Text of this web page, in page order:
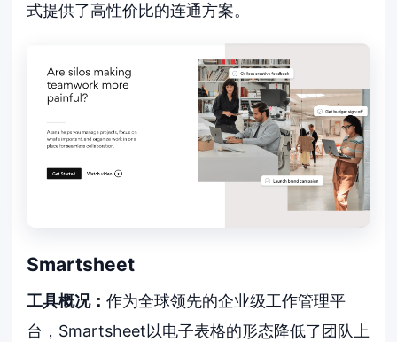
式提供了高性价比的连通方案。
Smartsheet
工具概况：作为全球领先的企业级工作管理平
台，Smartsheet以电子表格的形态降低了团队上